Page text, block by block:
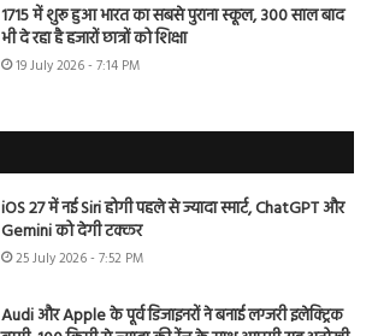
1715 में शुरू हुआ भारत का सबसे पुराना स्कूल, 300 साल बाद
भी दे रहा है हजारों छात्रों को शिक्षा
19 July 2026 - 7:14 PM
iOS 27 में नई Siri होगी पहले से ज्यादा स्मार्ट, ChatGPT और
Gemini को देगी टक्कर
25 July 2026 - 7:52 PM
Audi और Apple के पूर्व डिजाइनरों ने बनाई लग्जरी इलेक्ट्रिक